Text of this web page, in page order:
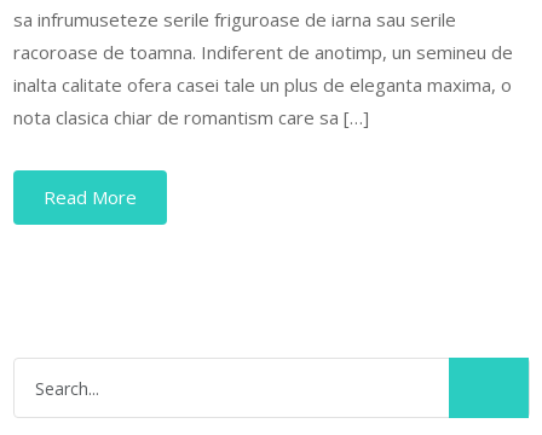
sa infrumuseteze serile friguroase de iarna sau serile
racoroase de toamna. Indiferent de anotimp, un semineu de
inalta calitate ofera casei tale un plus de eleganta maxima, o
nota clasica chiar de romantism care sa […]
Read More